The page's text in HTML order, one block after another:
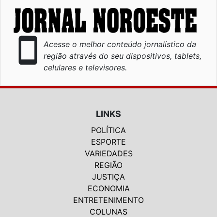
smartphone
Acesse o melhor conteúdo jornalístico da
região através do seu dispositivos, tablets,
celulares e televisores.
LINKS
POLÍTICA
ESPORTE
VARIEDADES
REGIÃO
JUSTIÇA
ECONOMIA
ENTRETENIMENTO
COLUNAS